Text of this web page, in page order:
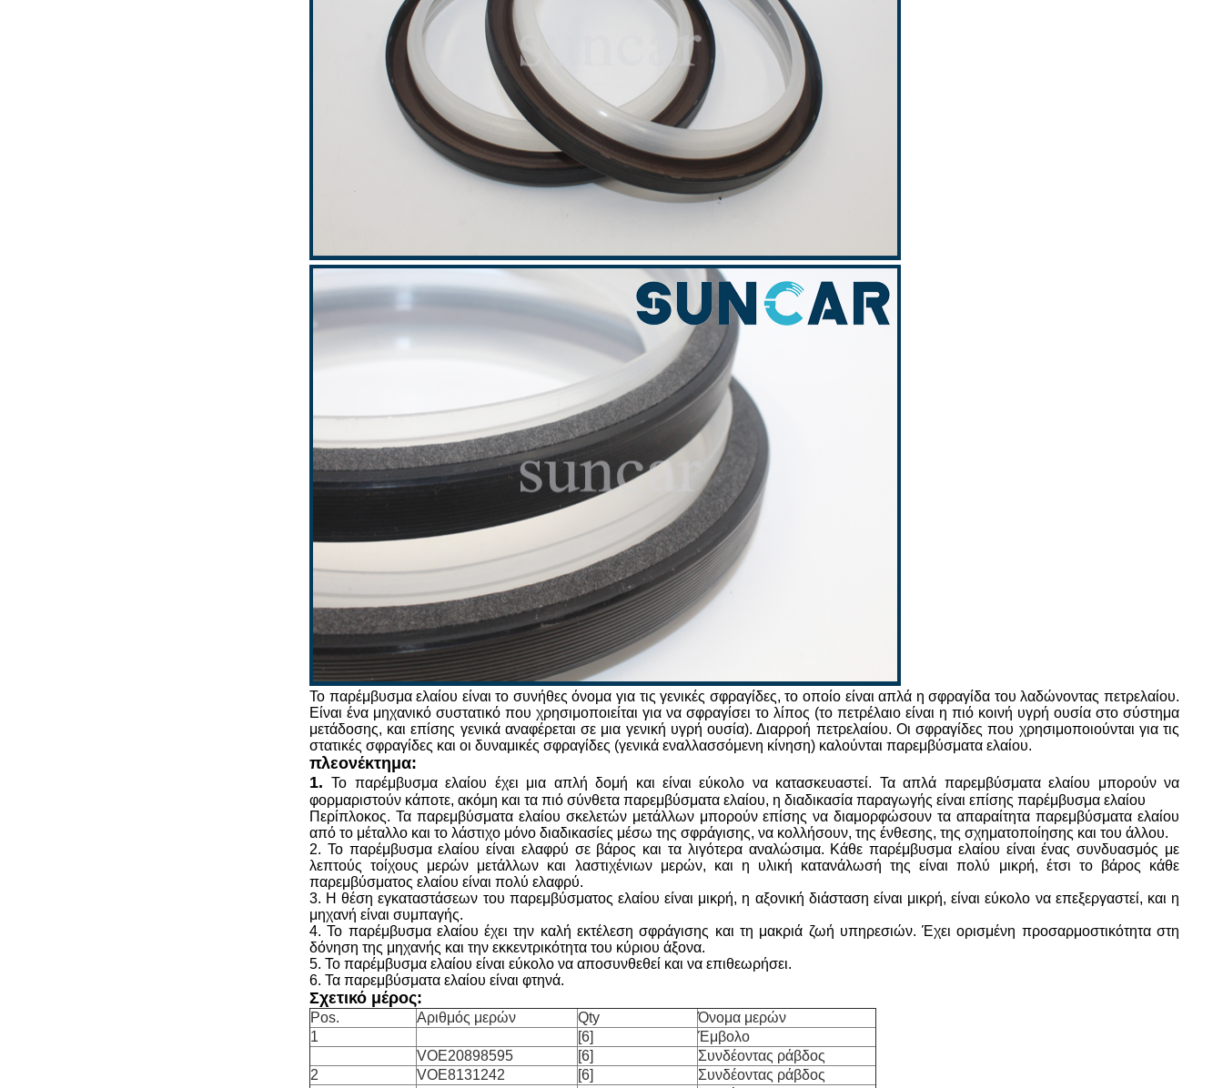
Το παρέμβυσμα ελαίου είναι το συνήθες όνομα για τις γενικές σφραγίδες, το οποίο είναι απλά η σφραγίδα του λαδώνοντας πετρελαίου.
Είναι ένα μηχανικό συστατικό που χρησιμοποιείται για να σφραγίσει το λίπος (το πετρέλαιο είναι η πιό κοινή υγρή ουσία στο σύστημα
μετάδοσης, και επίσης γενικά αναφέρεται σε μια γενική υγρή ουσία). Διαρροή πετρελαίου. Οι σφραγίδες που χρησιμοποιούνται για τις
στατικές σφραγίδες και οι δυναμικές σφραγίδες (γενικά εναλλασσόμενη κίνηση) καλούνται παρεμβύσματα ελαίου.
πλεονέκτημα:
1.Το παρέμβυσμα ελαίου έχει μια απλή δομή και είναι εύκολο να κατασκευαστεί. Τα απλά παρεμβύσματα ελαίου μπορούν να
φορμαριστούν κάποτε, ακόμη και τα πιό σύνθετα παρεμβύσματα ελαίου, η διαδικασία παραγωγής είναι επίσης παρέμβυσμα ελαίου
Περίπλοκος. Τα παρεμβύσματα ελαίου σκελετών μετάλλων μπορούν επίσης να διαμορφώσουν τα απαραίτητα παρεμβύσματα ελαίου
από το μέταλλο και το λάστιχο μόνο διαδικασίες μέσω της σφράγισης, να κολλήσουν, της ένθεσης, της σχηματοποίησης και του άλλου.
2. Το παρέμβυσμα ελαίου είναι ελαφρύ σε βάρος και τα λιγότερα αναλώσιμα. Κάθε παρέμβυσμα ελαίου είναι ένας συνδυασμός με
λεπτούς τοίχους μερών μετάλλων και λαστιχένιων μερών, και η υλική κατανάλωσή της είναι πολύ μικρή, έτσι το βάρος κάθε
παρεμβύσματος ελαίου είναι πολύ ελαφρύ.
3. Η θέση εγκαταστάσεων του παρεμβύσματος ελαίου είναι μικρή, η αξονική διάσταση είναι μικρή, είναι εύκολο να επεξεργαστεί, και η
μηχανή είναι συμπαγής.
4. Το παρέμβυσμα ελαίου έχει την καλή εκτέλεση σφράγισης και τη μακριά ζωή υπηρεσιών. Έχει ορισμένη προσαρμοστικότητα στη
δόνηση της μηχανής και την εκκεντρικότητα του κύριου άξονα.
5. Το παρέμβυσμα ελαίου είναι εύκολο να αποσυνθεθεί και να επιθεωρήσει.
6. Τα παρεμβύσματα ελαίου είναι φτηνά.
Σχετικό μέρος:
Pos. Αριθμός μερών Qty
Όνομα μερών
1
[6]
Έμβολο
VOE20898595
[6]
Συνδέοντας ράβδος
2
VOE8131242 [6]
Συνδέοντας ράβδος